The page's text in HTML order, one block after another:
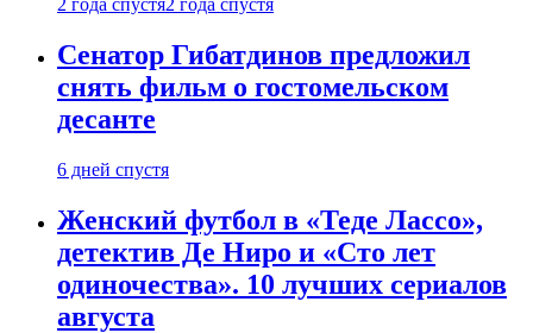
2 года спустя2 года спустя
Сенатор Гибатдинов предложил
снять фильм о гостомельском
десанте
6 дней спустя
Женский футбол в «Теде Лассо»,
детектив Де Ниро и «Сто лет
одиночества». 10 лучших сериалов
августа